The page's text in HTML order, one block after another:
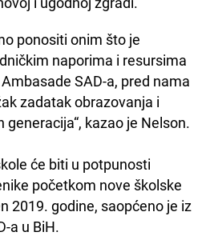
ponositi onim što je
naporima i resursima
SAD-a, pred nama
zadatak obrazovanja i
generacija“, kazao je Nelson.
će biti u potpunosti
početkom nove školske
2019. godine, saopćeno je iz
a u BiH.